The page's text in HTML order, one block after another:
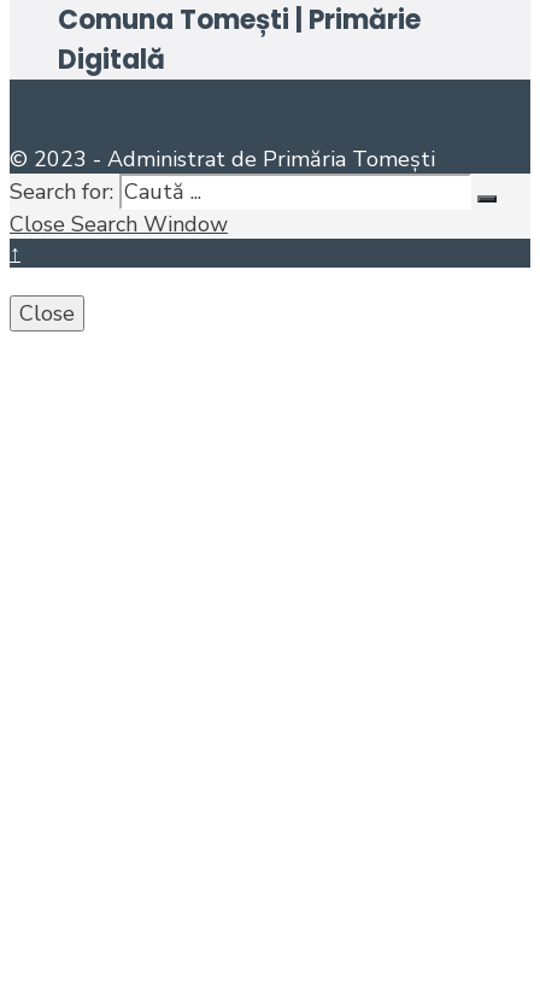
Comuna Tomești | Primărie
Digitală
© 2023 - Administrat de Primăria Tomești
Search for:
Close Search Window
↑
Close